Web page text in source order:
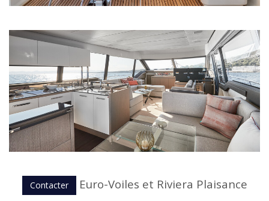
Contacter Euro-Voiles et Riviera Plaisance